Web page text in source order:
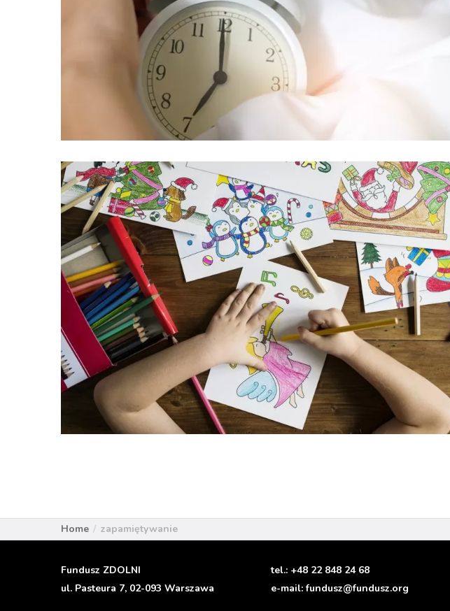
Home zapamiętywanie
Fundusz ZDOLNI
ul. Pasteura 7, 02-093 Warszawa
tel.: +48 22 848 24 68
e-mail:fundusz@fundusz.org